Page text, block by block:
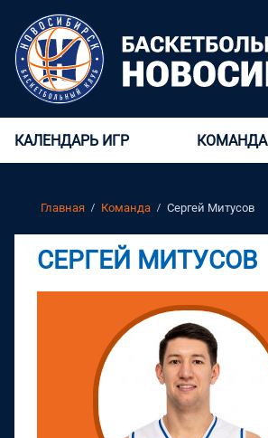
КАЛЕНДАРЬ ИГР КОМАНДА
Главная Команда Сергей Митусов
СЕРГЕЙ МИТУСОВ